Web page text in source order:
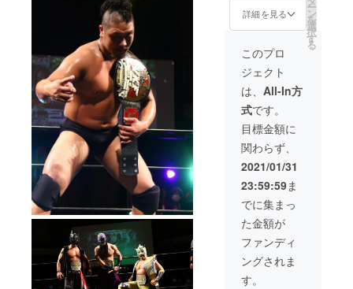
スで勇気と
スで社会貢
献、
大阪から世
界発信!! 大阪
NO１のプロ
レス団体を
目指し活動
中。
ださい
＋ 2021
チケッ
2021年
ご希望
の1大会
で使用
可能 (有
効期限
2021年
2月20日
公式戦
大会)
VKFプ
ロレス
2021年
レギュ
ラー参
ラー参
https://
vkf4life.
wixsite.
com/vk
f4life か
らお選
びくだ
さい ＋
VKFプ
ロレス
公式大
会DVD
過去大
会から
2021年
まで発
売中の
DVD１
すま
た、公
共の場
所で面
会しま
す。) ＋
バック
ステー
ジでの
ご希望
選手と
の写真
撮影
2021年
ご希望
の1大会
で使用
可能 ＋
ご希望
の選手
から
詳細を見る ー
ン
を
選
択
す
る
このプロ
ジェクト
は、 All-In方
式です。
目標金額に
関わらず、
2021/01/31
23:59:59ま
でに集まっ
た金額が
ファンディ
ングされま
す。